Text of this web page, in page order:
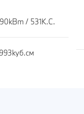
/ 531К.С.